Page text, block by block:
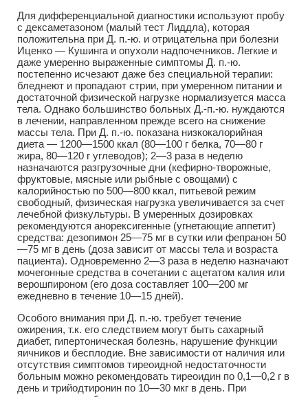
Для дифференциальной диагностики используют пробу
с дексаметазоном (малый тест Лиддла), которая
положительна при Д. п.-ю. и отрицательна при болезни
Иценко — Кушинга и опухоли надпочечников. Легкие и
даже умеренно выраженные симптомы Д. п.-ю.
постепенно исчезают даже без специальной терапии:
бледнеют и пропадают стрии, при умеренном питании и
достаточной физической нагрузке нормализуется масса
тела. Однако большинство больных Д.-п.-ю. нуждаются
в лечении, направленном прежде всего на снижение
массы тела. При Д. п.-ю. показана низкокалорийная
диета — 1200—1500 ккал (80—100 г белка, 70—80 г
жира, 80—120 г углеводов); 2—3 раза в неделю
назначаются разгрузочные дни (кефирно-творожные,
фруктовые, мясные или рыбные с овощами) с
калорийностью по 500—800 ккал, питьевой режим
свободный, физическая нагрузка увеличивается за счет
лечебной физкультуры. В умеренных дозировках
рекомендуются анорексигенные (угнетающие аппетит)
средства: дезопимон 25—75 мг в сутки или фепранон 50
—75 мг в день (доза зависит от массы тела и возраста
пациента). Одновременно 2—3 раза в неделю назначают
мочегонные средства в сочетании с ацетатом калия или
верошпироном (его доза составляет 100—200 мг
ежедневно в течение 10—15 дней).
Особого внимания при Д. п.-ю. требует течение
ожирения, т.к. его следствием могут быть сахарный
диабет, гипертоническая болезнь, нарушение функции
яичников и бесплодие. Вне зависимости от наличия или
отсутствия симптомов тиреоидной недостаточности
больным можно рекомендовать тиреоидин по 0,1—0,2 г в
день и трийодтиронин по 10—30 мкг в день. При